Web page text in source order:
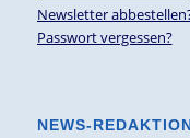
Newsletter
Passwort vergessen?
NEWS-